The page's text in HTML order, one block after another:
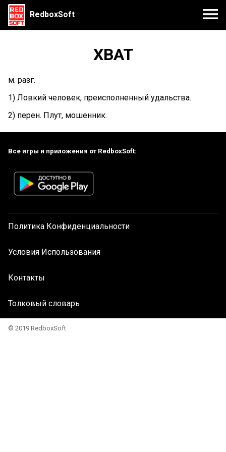
RedboxSoft
ХВАТ
м. разг.
1) Ловкий человек, преисполненный удальства.
2) перен. Плут, мошенник.
Все игры и приложения от RedboxSoft:
Политика Конфиденциальности
Условия Использования
Контакты
Толковый словарь
© 2019 RedboxSoft